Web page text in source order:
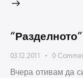
03.12.2011 0
Вчера отивам да